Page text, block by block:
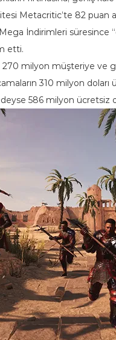
Metacritic’te 82 puan
İndirimleri süresince
etti.
270 milyon müşteriye ve
310 milyon
586 milyon